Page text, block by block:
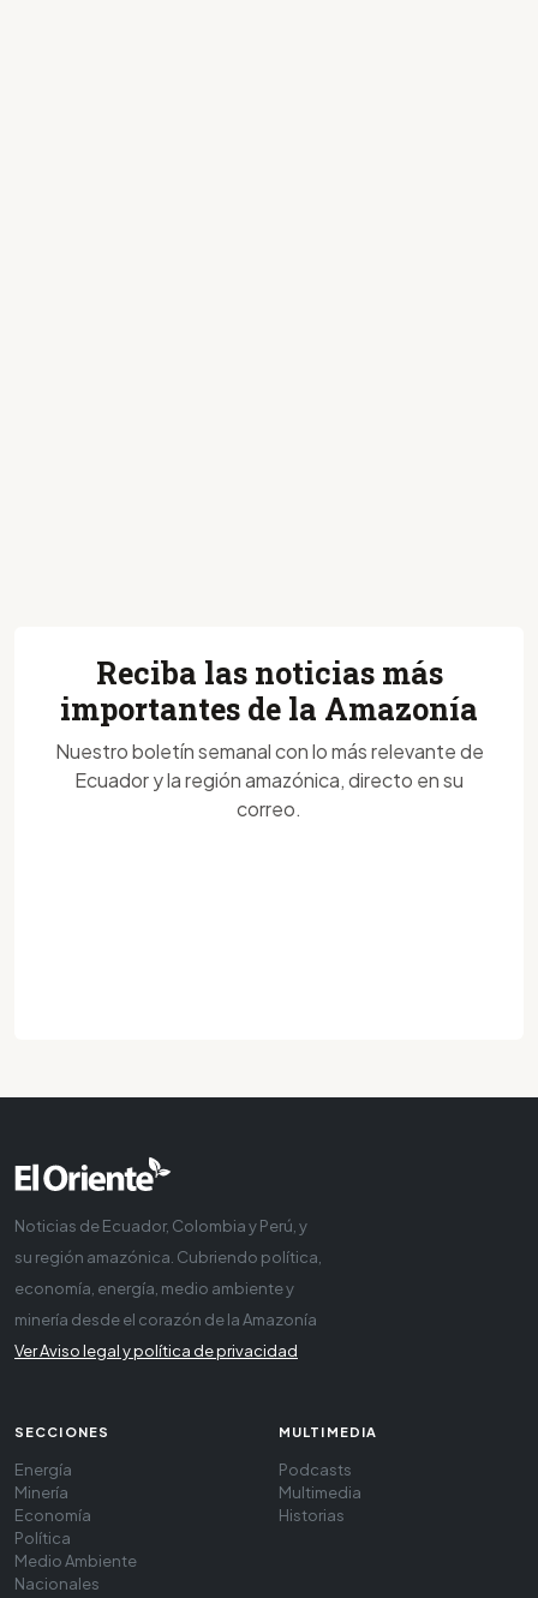
Reciba las noticias más
importantes de la Amazonía
Nuestro boletín semanal con lo más relevante de
Ecuador y la región amazónica, directo en su
correo.
Noticias de Ecuador, Colombia y Perú, y
su región amazónica. Cubriendo política,
economía, energía, medio ambiente y
minería desde el corazón de la Amazonía
Ver Aviso legal y política de privacidad
SECCIONES
Energía
Minería
Economía
Política
Medio Ambiente
Nacionales
MULTIMEDIA
Podcasts
Multimedia
Historias